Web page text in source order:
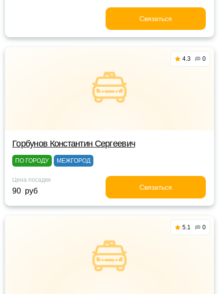
Связаться
4.3 0
Горбунов Константин Сергеевич
ПО ГОРОДУ МЕЖГОРОД
Цена посадки
90 руб Связаться
5.1 0